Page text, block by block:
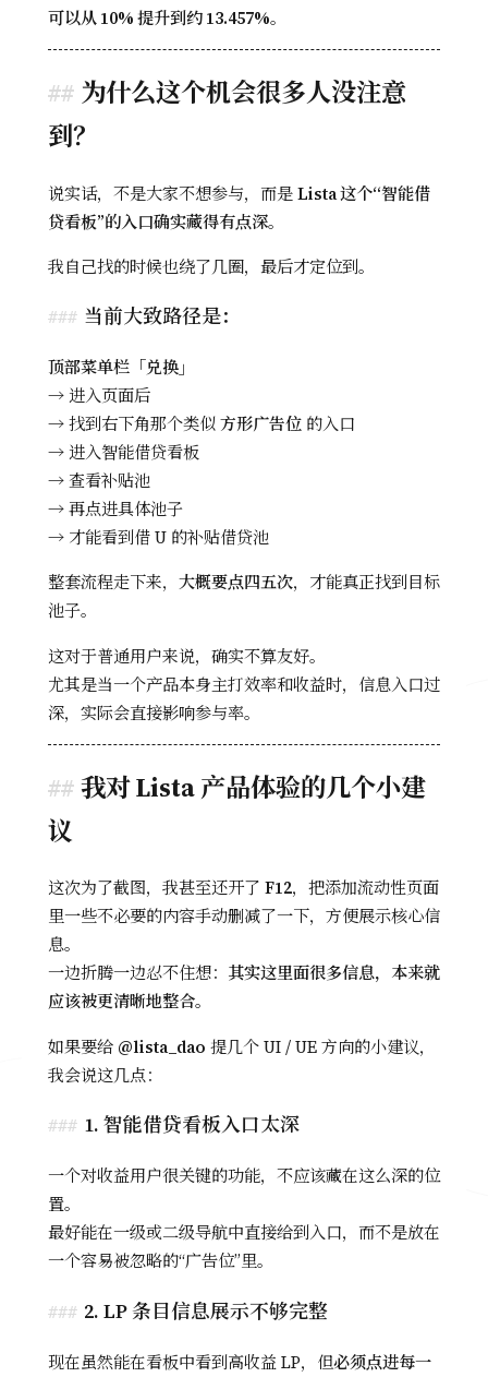
可以从 10% 提升到约 13.457%。
为什么这个机会很多人没注意
到？
说实话，不是大家不想参与，而是Lista 这个“智能借
贷看板”的入口确实藏得有点深。
我自己找的时候也绕了几圈，最后才定位到。
当前大致路径是：
顶部菜单栏「兑换」
→ 进入页面后
→ 找到右下角那个类似方形广告位 的入口
→ 进入智能借贷看板
→ 查看补贴池
→ 再点进具体池子
→ 才能看到借 U 的补贴借贷池
整套流程走下来， 大概要点四五次，才能真正找到目标
池子。
这对于普通用户来说，确实不算友好。
尤其是当一个产品本身主打效率和收益时，信息入口过
深，实际会直接影响参与率。
我对 Lista 产品体验的几个小建
议
这次为了截图，我甚至还开了 F12，把添加流动性页面
里一些不必要的内容手动删减了一下，方便展示核心信
息。
一边折腾一边忍不住想： 其实这里面很多信息，本来就
应该被更清晰地整合。
如果要给 @lista_dao 提几个 UI / UE 方向的小建议，
我会说这几点：
1. 智能借贷看板入口太深
一个对收益用户很关键的功能，不应该藏在这么深的位
置。
最好能在一级或二级导航中直接给到入口，而不是放在
一个容易被忽略的“广告位”里。
2. LP 条目信息展示不够完整
现在虽然能在看板中看到高收益 LP，但必须点进每一